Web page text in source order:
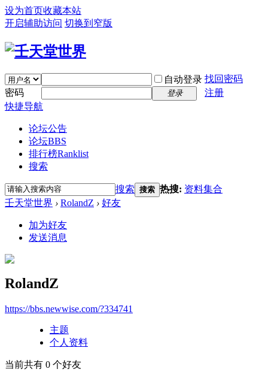
设为首页收藏本站
开启辅助访问 切换到窄版
自动登录 找回密码
密码
登录
注册
快捷导航
论坛公告
论坛BBS
排行榜Ranklist
搜索
搜索 搜索 热搜: 资料集合
壬天堂世界 › RolandZ › 好友
加为好友
发送消息
RolandZ
https://bbs.newwise.com/?334741
主题
个人资料
当前共有 0 个好友